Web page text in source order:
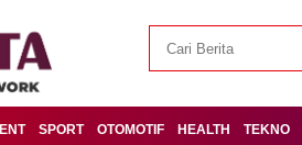
SPORT OTOMOTIF HEALTH TEKNO